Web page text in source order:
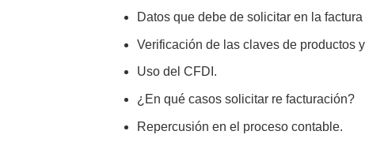
Datos que debe de solicitar en la
Verificación de las claves de productos
Uso del CFDI.
¿En qué casos solicitar re facturación?
Repercusión en el proceso contable.